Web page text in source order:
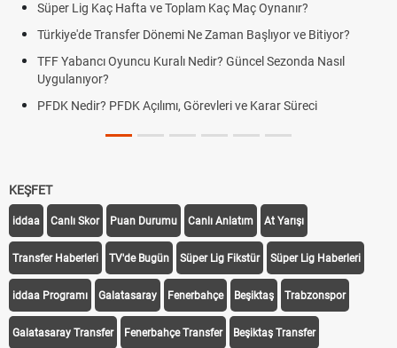
Süper Lig Kaç Hafta ve Toplam Kaç Maç Oynanır?
Türkiye'de Transfer Dönemi Ne Zaman Başlıyor ve Bitiyor?
TFF Yabancı Oyuncu Kuralı Nedir? Güncel Sezonda Nasıl
Uygulanıyor?
PFDK Nedir? PFDK Açılımı, Görevleri ve Karar Süreci
KEŞFET
iddaa Canlı Skor Puan Durumu Canlı Anlatım At Yarışı
Transfer Haberleri TV'de Bugün Süper Lig Fikstür Süper Lig Haberleri
iddaa Programı Galatasaray Fenerbahçe Beşiktaş Trabzonspor
Galatasaray Transfer Fenerbahçe Transfer Beşiktaş Transfer